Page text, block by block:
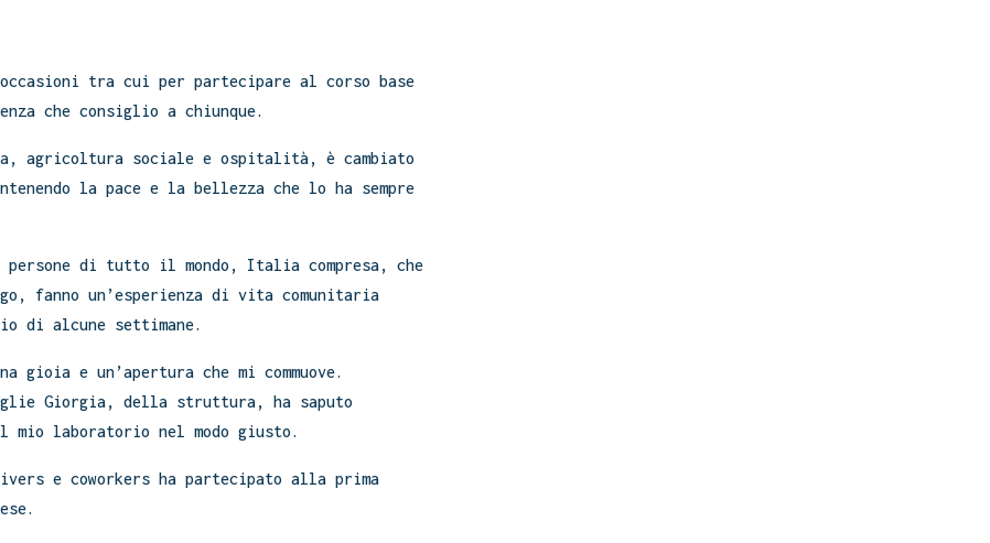
tra cui per partecipare al corso base
che consiglio a chiunque.
agricoltura sociale e ospitalità, è cambiato
la pace e la bellezza che lo ha sempre
di tutto il mondo, Italia compresa, che
fanno un’esperienza di vita comunitaria
di alcune settimane.
gioia e un’apertura che mi commuove.
Giorgia, della struttura, ha saputo
laboratorio nel modo giusto.
e coworkers ha partecipato alla prima